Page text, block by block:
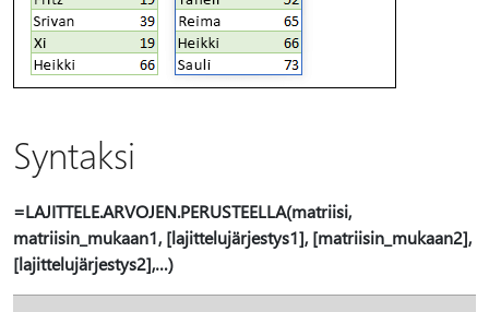
Syntaksi
=LAJITTELE.ARVOJEN.PERUSTEELLA(matriisi,
matriisin_mukaan1, [lajittelujärjestys1], [matriisin_mukaan2],
[lajittelujärjestys2],…)